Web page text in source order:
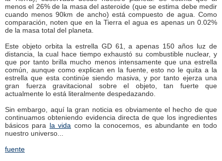
menos el 26% de la masa del asteroide (que se estima debe medir
cuando menos 90km de ancho) está compuesto de agua. Como
comparación, noten que en la Tierra el agua es apenas un 0.02%
de la masa total del planeta.
Este objeto orbita la estrella GD 61, a apenas 150 años luz de
distancia, la cual hace tiempo exhaustó su combustible nuclear, y
que por tanto brilla mucho menos intensamente que una estrella
común, aunque como explican en la fuente, esto no le quita a la
estrella que esta continúe siendo masiva, y por tanto ejerza una
gran fuerza gravitacional sobre el objeto, tan fuerte que
actualmente lo está literalmente despedazando.
Sin embargo, aquí la gran noticia es obviamente el hecho de que
continuamos obteniendo evidencia directa de que los ingredientes
básicos para la vida como la conocemos, es abundante en todo
nuestro universo...
fuente